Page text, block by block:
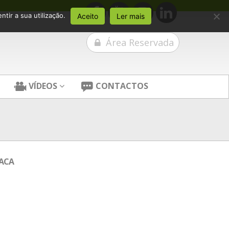
Área Reservada
VÍDEOS CONTACTOS
a sua utilização. Aceito Ler mais